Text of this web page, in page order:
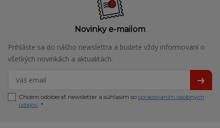
Novinky e-mailom
Prihláste sa do nášho newslettra a budete vždy informovaní o
všetkých novinkách a aktualitách.
Chcem odoberať newsletter a súhlasím so spracovaním osobných
údajov. *